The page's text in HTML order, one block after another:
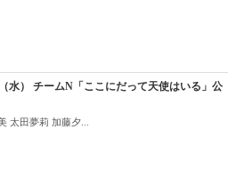
水） チームN「ここにだって天使はいる」公
太田夢莉 加藤夕...